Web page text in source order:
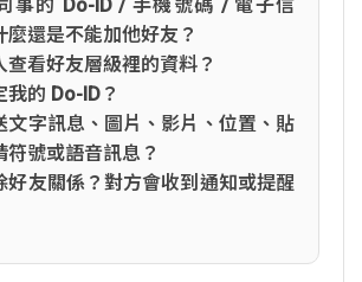
事的 Do-ID / 手機號碼 / 電子信
麼還是不能加他好友？
查看好友層級裡的資料？
我的 Do-ID？
文字訊息、圖片、影片、位置、貼
符號或語音訊息？
好友關係？對方會收到通知或提醒